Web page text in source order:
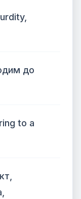
до
to a